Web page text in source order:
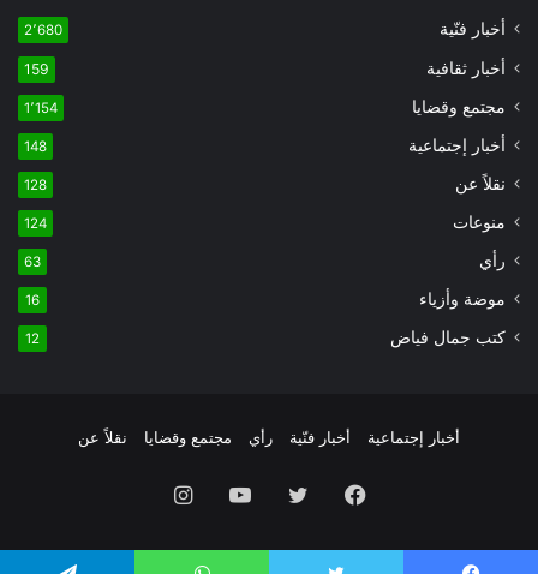
أخبار فنّية 2٬680
أخبار ثقافية 159
مجتمع وقضايا 1٬154
أخبار إجتماعية 148
نقلاً عن 128
منوعات 124
رأي 63
موضة وأزياء 16
كتب جمال فياض 12
أخبار إجتماعية أخبار فنّية رأي مجتمع وقضايا نقلاً عن
فيسبوك تويتر يوتيوبانستقرام